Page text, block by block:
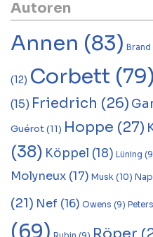
Autoren
Annen (83) Brand
(12) Corbett (79)
(15) Friedrich (26)
Guérot(11) Hoppe (27)
(38) Köppel (18) Lüning
Molyneux (17) Musk(10)
(21) Nef (16) Owens (9)
(69)
Röper